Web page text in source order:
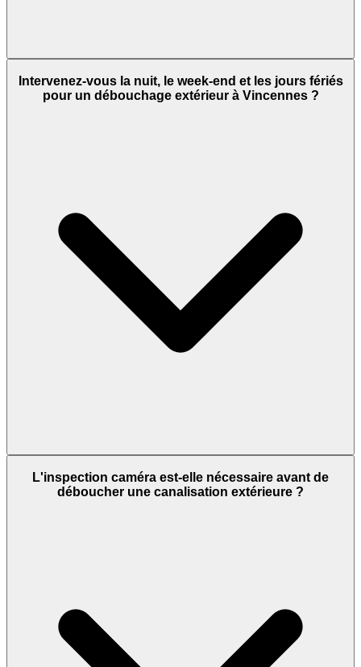
Intervenez-vous la nuit, le week-end et les jours fériés
pour un débouchage extérieur à Vincennes ?
L'inspection caméra est-elle nécessaire avant de
déboucher une canalisation extérieure ?